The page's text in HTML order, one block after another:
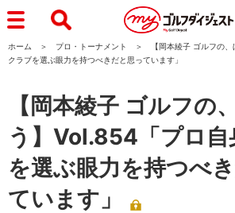
ホーム プロ・トーナメント
【岡本綾子 ゴルフの
クラブを選ぶ眼力を持つべきだと思っています」
【岡本綾子 ゴルフの
う】Vol.854「プロ
を選ぶ眼力を持つべ
ています」